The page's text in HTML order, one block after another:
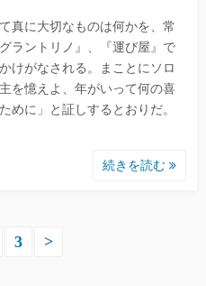
真に大切なものは何かを、常
ラントリノ』、『運び屋』で
けがなされる。まことにソロ
を憶えよ、年がいって何の喜
めに」と証しするとおりだ。
続きを読む
3 >